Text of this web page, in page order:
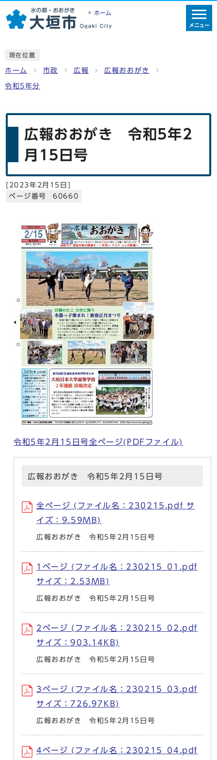
ホーム
メニュー
現在位置
ホーム 市政 広報 広報おおがき
令和5年分
広報おおがき 令和5年2
月15日号
[ 2023年2月15日 ]
ページ番号 60660
令和5年2月15日号全ページ(PDFファイル)
広報おおがき 令和5年2月15日号
全ページ (ファイル名：230215.pdf サ
イズ：9.59MB)
広報おおがき 令和5年2月15日号
1ページ (ファイル名：230215_01.pdf
サイズ：2.53MB)
広報おおがき 令和5年2月15日号
2ページ (ファイル名：230215_02.pdf
サイズ：903.14KB)
広報おおがき 令和5年2月15日号
3ページ (ファイル名：230215_03.pdf
サイズ：726.97KB)
広報おおがき 令和5年2月15日号
4ページ (ファイル名：230215_04.pdf